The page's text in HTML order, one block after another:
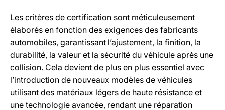
Les critères de certification sont méticuleusement
élaborés en fonction des exigences des fabricants
automobiles, garantissant l’ajustement, la finition, la
durabilité, la valeur et la sécurité du véhicule après une
collision. Cela devient de plus en plus essentiel avec
l’introduction de nouveaux modèles de véhicules
utilisant des matériaux légers de haute résistance et
une technologie avancée, rendant une réparation